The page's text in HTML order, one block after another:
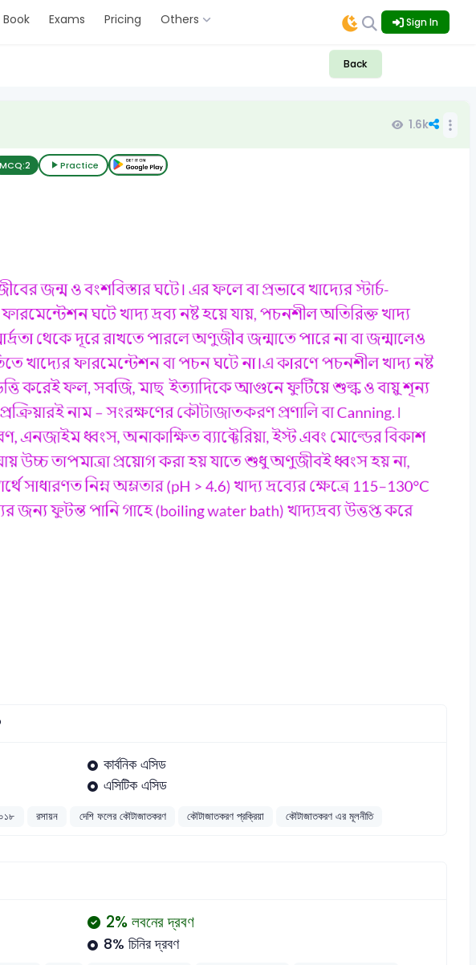
Book Exams Pricing Others Sign In
Back
1.6k
MCQ:2 Practice
কার্বনিক এসিড
এসিটিক এসিড
রসায়ন দেশি ফলের কৌটাজাতকরণ কৌটাজাতকরণ প্রক্রিয়া কৌটাজাতকরণ এর মূলনীতি
2% লবনের দ্রবণ
8% চিনির দ্রবণ